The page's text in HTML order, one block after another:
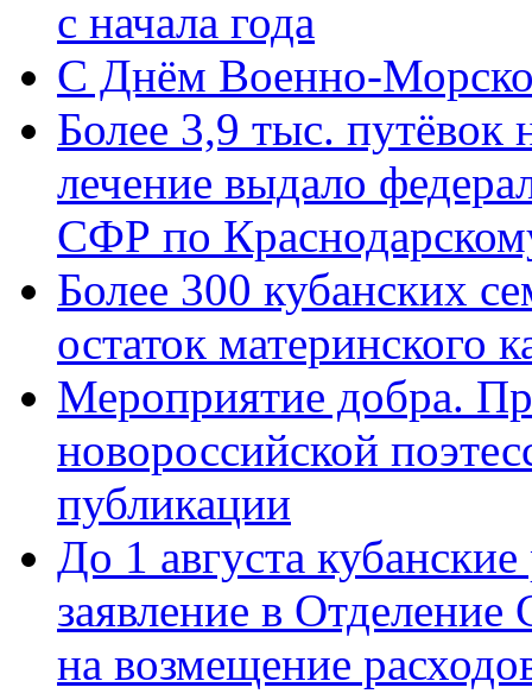
с начала года
C Днём Военно-
Более 3,9 тыс. путёвок
лечение выдало
СФР по
Более 300 кубанских
остаток материнского
Мероприятие добра.
новороссийской
публикации
До 1 августа
заявление в
на возмещение